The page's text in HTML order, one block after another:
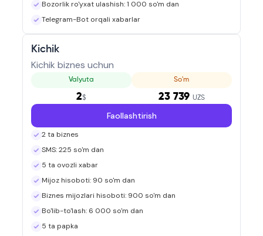
Bozorlik ro'yxat ulashish: 1 000 so'm dan
Telegram-Bot orqali xabarlar
Kichik
Kichik biznes uchun
Valyuta
2$
So'm
23 739 UZS
Faollashtirish
2 ta biznes
SMS: 225 so'm dan
5 ta ovozli xabar
Mijoz hisoboti: 90 so'm dan
Biznes mijozlari hisoboti: 900 so'm dan
Bo'lib-to'lash: 6 000 so'm dan
5 ta papka